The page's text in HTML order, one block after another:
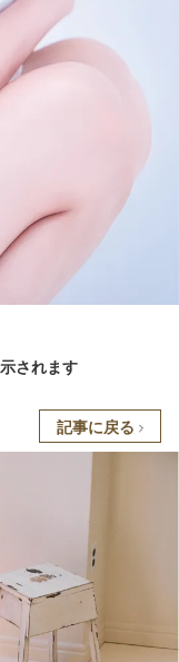
されます
記事に戻る